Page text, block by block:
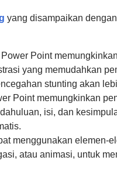
yang disampaikan
Point
yang memudahkan
stunting akan
Point memungkinkan
isi, dan
menggunakan elemen-
atau animasi, untuk